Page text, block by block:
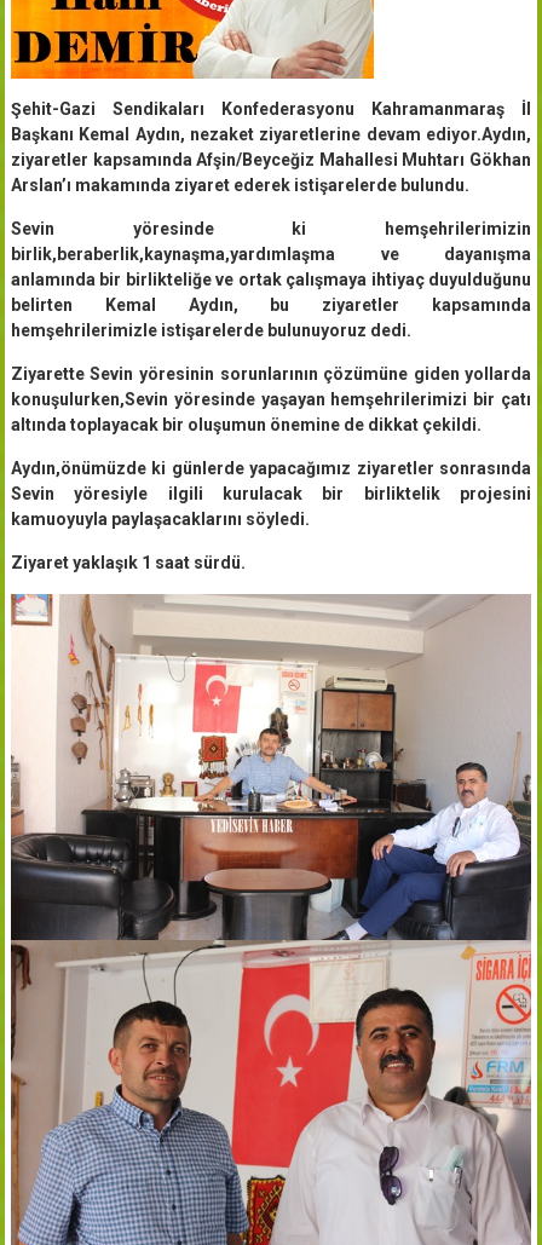
Şehit-Gazi Sendikaları Konfederasyonu Kahramanmaraş İl
Başkanı Kemal Aydın, nezaket ziyaretlerine devam ediyor.Aydın,
ziyaretler kapsamında Afşin/Beyceğiz Mahallesi Muhtarı Gökhan
Arslan’ı makamında ziyaret ederek istişarelerde bulundu.
Sevin yöresinde ki hemşehrilerimizin
birlik,beraberlik,kaynaşma,yardımlaşma ve dayanışma
anlamında bir birlikteliğe ve ortak çalışmaya ihtiyaç duyulduğunu
belirten Kemal Aydın, bu ziyaretler kapsamında
hemşehrilerimizle istişarelerde bulunuyoruz dedi.
Ziyarette Sevin yöresinin sorunlarının çözümüne giden yollarda
konuşulurken,Sevin yöresinde yaşayan hemşehrilerimizi bir çatı
altında toplayacak bir oluşumun önemine de dikkat çekildi.
Aydın,önümüzde ki günlerde yapacağımız ziyaretler sonrasında
Sevin yöresiyle ilgili kurulacak bir birliktelik projesini
kamuoyuyla paylaşacaklarını söyledi.
Ziyaret yaklaşık 1 saat sürdü.